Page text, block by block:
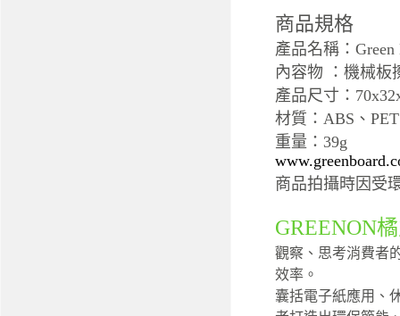
商品規格
產品名稱：Green
內容物 ：機械板
產品尺寸：
材質：ABS、
重量：39g
商品拍攝時因受
GREENON
觀察、思考消費者
效率。
囊括電子紙應用、